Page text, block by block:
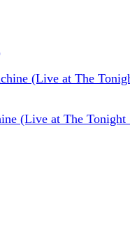
(Live at The Tonight